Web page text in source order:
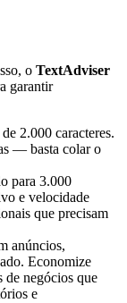
o TextAdviser
garantir
2.000 caracteres.
— basta colar o
para 3.000
e velocidade
que precisam
anúncios,
Economize
negócios que
e